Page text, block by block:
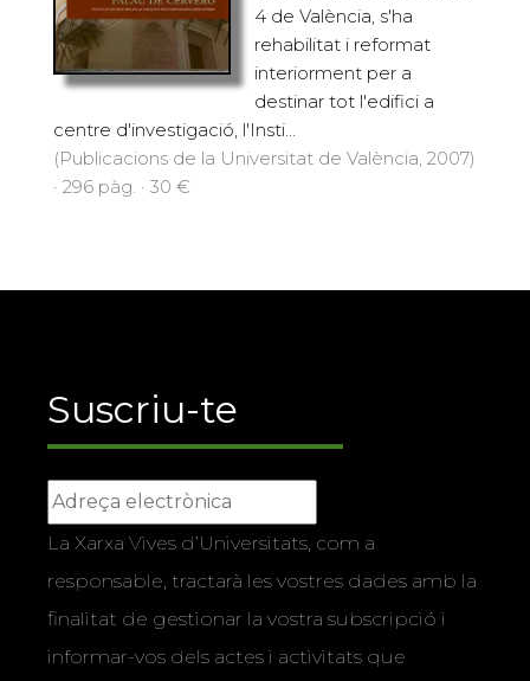
4 de València, s'ha
rehabilitat i reformat
interiorment per a
destinar tot l'edifici a
centre d'investigació, l'Insti...
(Publicacions de la Universitat de València, 2007)
· 296 pàg. · 30 €
Suscriu-te
La Xarxa Vives d’Universitats, com a
responsable, tractarà les vostres dades amb la
finalitat de gestionar la vostra subscripció i
informar-vos dels actes i activitats que